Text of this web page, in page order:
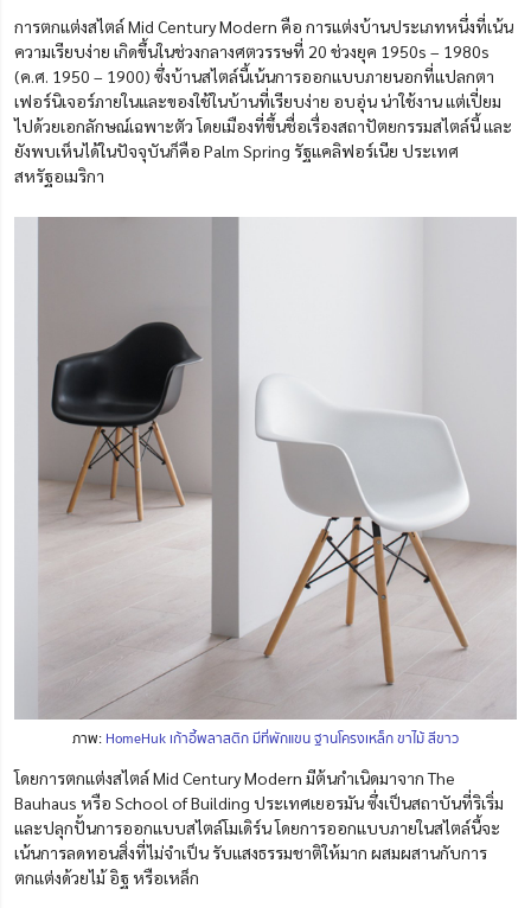
การตกแต่งสไตล์ Mid Century Modern คือ การแต่งบ้านประเภทหนึ่งที่เน้น
ความเรียบง่าย เกิดขึ้นในช่วงกลางศตวรรษที่ 20 ช่วงยุค 1950s – 1980s
(ค.ศ. 1950 – 1900) ซึ่งบ้านสไตล์นี้เน้นการออกแบบภายนอกที่แปลกตา
เฟอร์นิเจอร์ภายในและของใช้ในบ้านที่เรียบง่าย อบอุ่น น่าใช้งาน แต่เปี่ยม
ไปด้วยเอกลักษณ์เฉพาะตัว โดยเมืองที่ขึ้นชื่อเรื่องสถาปัตยกรรมสไตล์นี้ และ
ยังพบเห็นได้ในปัจจุบันก็คือ Palm Spring รัฐแคลิฟอร์เนีย ประเทศ
สหรัฐอเมริกา
ภาพ: HomeHuk เก้าอี้พลาสติก มีที่พักแขน ฐานโครงเหล็ก ขาไม้ สีขาว
โดยการตกแต่งสไตล์ Mid Century Modern มีต้นกำเนิดมาจาก The
Bauhaus หรือ School of Building ประเทศเยอรมัน ซึ่งเป็นสถาบันที่ริเริ่ม
และปลุกปั้นการออกแบบสไตล์โมเดิร์น โดยการออกแบบภายในสไตล์นี้จะ
เน้นการลดทอนสิ่งที่ไม่จำเป็น รับแสงธรรมชาติให้มาก ผสมผสานกับการ
ตกแต่งด้วยไม้ อิฐ หรือเหล็ก